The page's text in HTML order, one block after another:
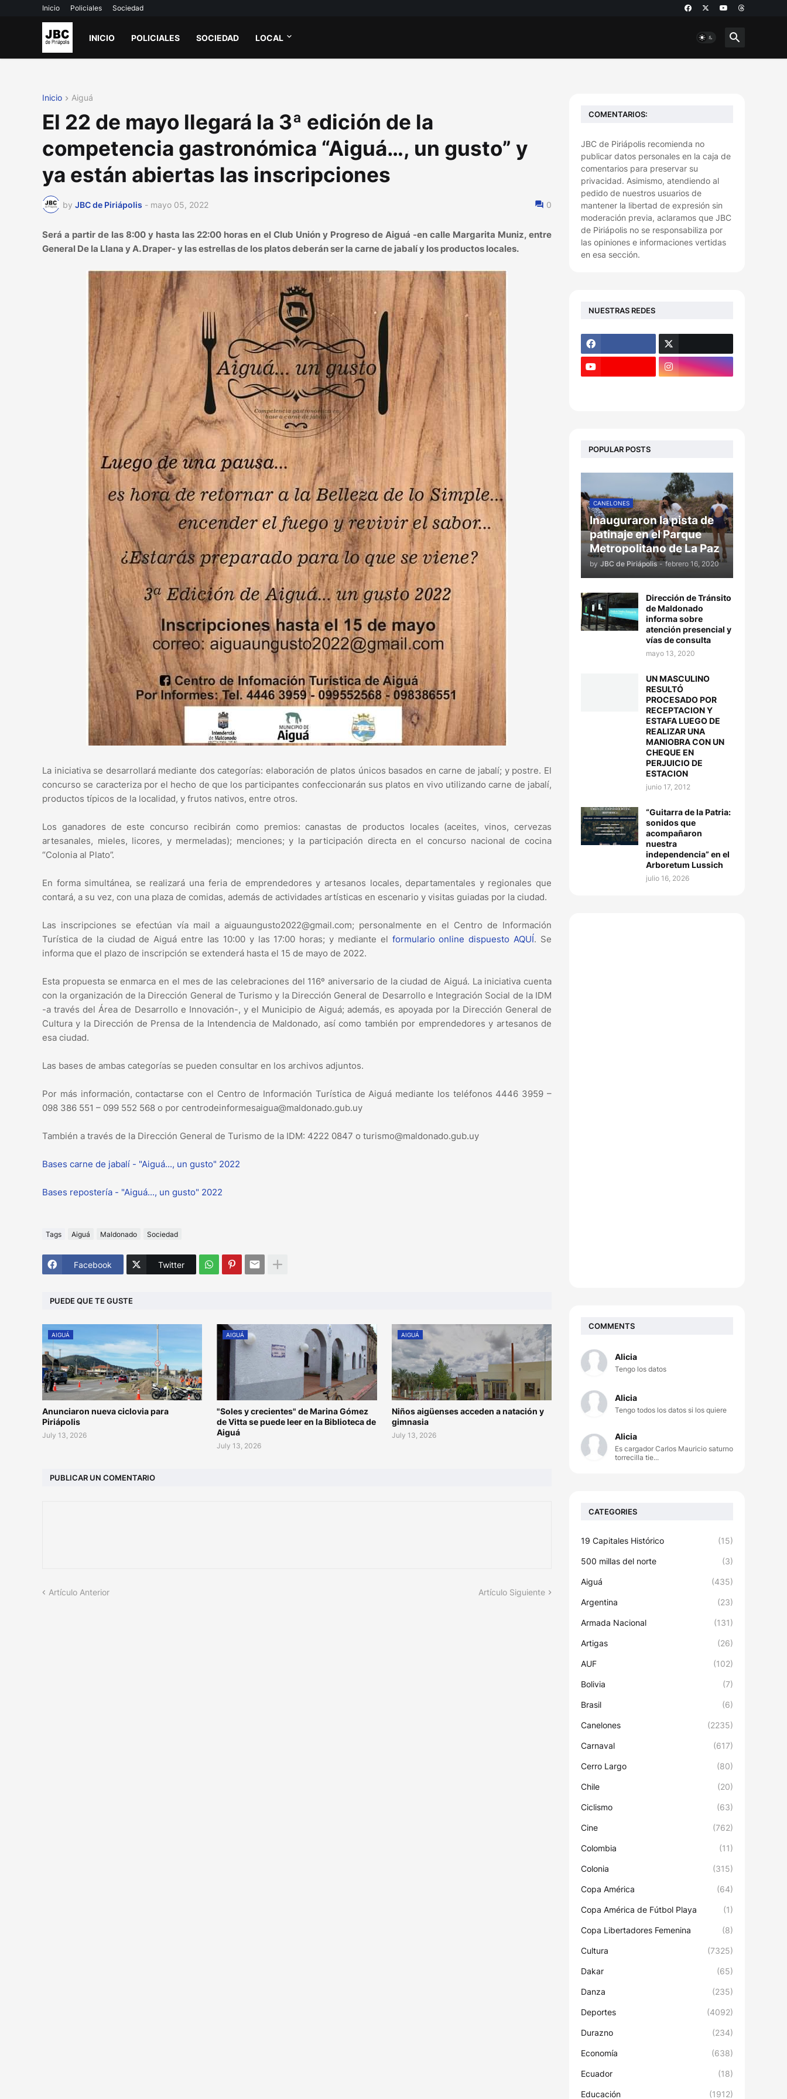
Inicio Policiales Sociedad
INICIO POLICIALES SOCIEDAD LOCAL
Inicio Aiguá
El 22 de mayo llegará la 3ª edición de la
competencia gastronómica “Aiguá…, un gusto” y
ya están abiertas las inscripciones
by JBC de Piriápolis - mayo 05, 2022 0
Será a partir de las 8:00 y hasta las 22:00 horas en el Club Unión y Progreso de Aiguá -en calle Margarita Muniz, entre
General De la Llana y A. Draper- y las estrellas de los platos deberán ser la carne de jabalí y los productos locales.
La iniciativa se desarrollará mediante dos categorías: elaboración de platos únicos basados en carne de jabalí; y postre. El
concurso se caracteriza por el hecho de que los participantes confeccionarán sus platos en vivo utilizando carne de jabalí,
productos típicos de la localidad, y frutos nativos, entre otros.
Los ganadores de este concurso recibirán como premios: canastas de productos locales (aceites, vinos, cervezas
artesanales, mieles, licores, y mermeladas); menciones; y la participación directa en el concurso nacional de cocina
“Colonia al Plato”.
En forma simultánea, se realizará una feria de emprendedores y artesanos locales, departamentales y regionales que
contará, a su vez, con una plaza de comidas, además de actividades artísticas en escenario y visitas guiadas por la ciudad.
Las inscripciones se efectúan vía mail a aiguaungusto2022@gmail.com; personalmente en el Centro de Información
Turística de la ciudad de Aiguá entre las 10:00 y las 17:00 horas; y mediante el formulario online dispuesto AQUÍ. Se
informa que el plazo de inscripción se extenderá hasta el 15 de mayo de 2022.
Esta propuesta se enmarca en el mes de las celebraciones del 116º aniversario de la ciudad de Aiguá. La iniciativa cuenta
con la organización de la Dirección General de Turismo y la Dirección General de Desarrollo e Integración Social de la IDM
-a través del Área de Desarrollo e Innovación-, y el Municipio de Aiguá; además, es apoyada por la Dirección General de
Cultura y la Dirección de Prensa de la Intendencia de Maldonado, así como también por emprendedores y artesanos de
esa ciudad.
Las bases de ambas categorías se pueden consultar en los archivos adjuntos.
Por más información, contactarse con el Centro de Información Turística de Aiguá mediante los teléfonos 4446 3959 –
098 386 551 – 099 552 568 o por centrodeinformesaigua@maldonado.gub.uy
También a través de la Dirección General de Turismo de la IDM: 4222 0847 o turismo@maldonado.gub.uy
Bases carne de jabalí - "Aiguá..., un gusto" 2022
Bases repostería - "Aiguá..., un gusto" 2022
Tags Aiguá Maldonado Sociedad
Facebook Twitter
PUEDE QUE TE GUSTE
AIGUÁ
Anunciaron nueva ciclovia para
Piriápolis
July 13, 2026
AIGUÁ
"Soles y crecientes" de Marina Gómez
de Vitta se puede leer en la Biblioteca de
Aiguá
July 13, 2026
AIGUÁ
Niños aigüenses acceden a natación y
gimnasia
July 13, 2026
PUBLICAR UN COMENTARIO
Artículo Anterior Artículo Siguiente
COMENTARIOS:
JBC de Piriápolis recomienda no
publicar datos personales en la caja de
comentarios para preservar su
privacidad. Asimismo, atendiendo al
pedido de nuestros usuarios de
mantener la libertad de expresión sin
moderación previa, aclaramos que JBC
de Piriápolis no se responsabiliza por
las opiniones e informaciones vertidas
en esa sección.
NUESTRAS REDES
POPULAR POSTS
CANELONES
Inauguraron la pista de
patinaje en el Parque
Metropolitano de La Paz
by JBC de Piriápolis - febrero 16, 2020
Dirección de Tránsito
de Maldonado
informa sobre
atención presencial y
vías de consulta
mayo 13, 2020
UN MASCULINO
RESULTÓ
PROCESADO POR
RECEPTACION Y
ESTAFA LUEGO DE
REALIZAR UNA
MANIOBRA CON UN
CHEQUE EN
PERJUICIO DE
ESTACION
junio 17, 2012
“Guitarra de la Patria:
sonidos que
acompañaron
nuestra
independencia” en el
Arboretum Lussich
julio 16, 2026
COMMENTS
Alicia
Tengo los datos
Alicia
Tengo todos los datos si los quiere
Alicia
Es cargador Carlos Mauricio saturno
torrecilla tie...
CATEGORIES
19 Capitales Histórico (15)
500 millas del norte (3)
Aiguá (435)
Argentina (23)
Armada Nacional (131)
Artigas (26)
AUF (102)
Bolivia (7)
Brasil (6)
Canelones (2235)
Carnaval (617)
Cerro Largo (80)
Chile (20)
Ciclismo (63)
Cine (762)
Colombia (11)
Colonia (315)
Copa América (64)
Copa América de Fútbol Playa (1)
Copa Libertadores Femenina (8)
Cultura (7325)
Dakar (65)
Danza (235)
Deportes (4092)
Durazno (234)
Economía (638)
Ecuador (18)
Educación (1912)